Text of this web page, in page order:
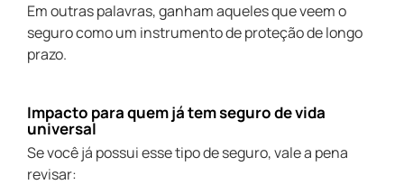
Em outras palavras, ganham aqueles que veem o
seguro como um instrumento de proteção de longo
prazo.
impacto para quem já tem seguro de vida
universal
Se você já possui esse tipo de seguro, vale a pena
revisar: